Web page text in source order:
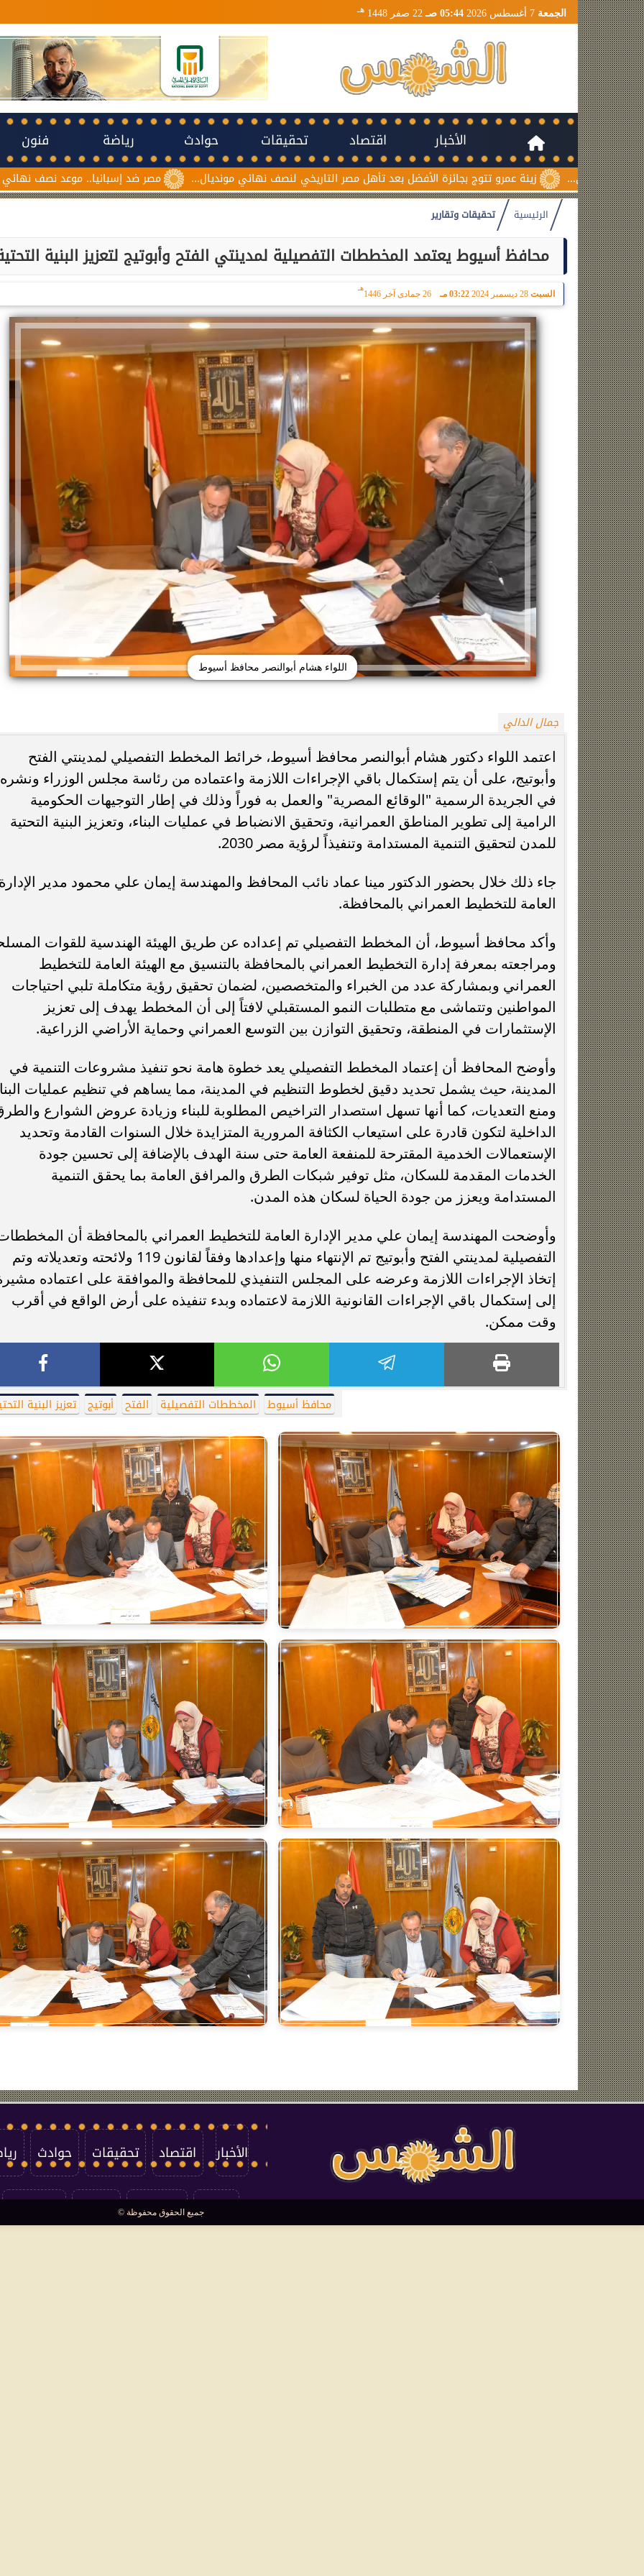
الجمعة 05:44 صـ 22 صفر 1448 هـ
الأخبار اقتصاد تحقيقات حوادث رياضة فنون
مصر ضد إسبانيا.. موعد نصف نهائي مونديال ناشئات زينة عمرو تتوج بجائزة الأفضل بعد تأهل مصر التاريخي لنصف نهائي مونديال...
الرئيسية تحقيقات وتقارير
محافظ أسيوط يعتمد المخططات التفصيلية لمدينتي الفتح وأبوتيج لتعزيز البنية
السبت 28 ديسمبر 2024 03:22 مـ 26 جمادى آخر 1446
هـ
اللواء هشام أبوالنصر محافظ أسيوط
جمال الدالي
اعتمد اللواء دكتور هشام أبوالنصر محافظ أسيوط، خرائط المخطط التفصيلي لمدينتي الفتح
وأبوتيج، على أن يتم إستكمال باقي الإجراءات اللازمة واعتماده من رئاسة مجلس الوزراء ونشره
في الجريدة الرسمية "الوقائع المصرية" والعمل به فوراً وذلك في إطار التوجيهات الحكومية
الرامية إلى تطوير المناطق العمرانية، وتحقيق الانضباط في عمليات البناء، وتعزيز البنية التحتية
للمدن لتحقيق التنمية المستدامة وتنفيذاً لرؤية مصر 2030.
جاء ذلك خلال بحضور الدكتور مينا عماد نائب المحافظ والمهندسة إيمان علي محمود مدير
العامة للتخطيط العمراني بالمحافظة.
وأكد محافظ أسيوط، أن المخطط التفصيلي تم إعداده عن طريق الهيئة الهندسية للقوات
ومراجعته بمعرفة إدارة التخطيط العمراني بالمحافظة بالتنسيق مع الهيئة العامة للتخطيط
العمراني وبمشاركة عدد من الخبراء والمتخصصين، لضمان تحقيق رؤية متكاملة تلبي احتياجات
المواطنين وتتماشى مع متطلبات النمو المستقبلي لافتاً إلى أن المخطط يهدف إلى تعزيز
الإستثمارات في المنطقة، وتحقيق التوازن بين التوسع العمراني وحماية الأراضي الزراعية.
وأوضح المحافظ أن إعتماد المخطط التفصيلي يعد خطوة هامة نحو تنفيذ مشروعات التنمية في
المدينة، حيث يشمل تحديد دقيق لخطوط التنظيم في المدينة، مما يساهم في تنظيم عمليات
ومنع التعديات، كما أنها تسهل استصدار التراخيص المطلوبة للبناء وزيادة عروض الشوارع
الداخلية لتكون قادرة على استيعاب الكثافة المرورية المتزايدة خلال السنوات القادمة وتحديد
الإستعمالات الخدمية المقترحة للمنفعة العامة حتى سنة الهدف بالإضافة إلى تحسين جودة
الخدمات المقدمة للسكان، مثل توفير شبكات الطرق والمرافق العامة بما يحقق التنمية
المستدامة ويعزز من جودة الحياة لسكان هذه المدن.
وأوضحت المهندسة إيمان علي مدير الإدارة العامة للتخطيط العمراني بالمحافظة أن
التفصيلية لمدينتي الفتح وأبوتيج تم الإنتهاء منها وإعدادها وفقاً لقانون 119 ولائحته وتعديلاته وتم
إتخاذ الإجراءات اللازمة وعرضه على المجلس التنفيذي للمحافظة والموافقة على اعتماده
إلى إستكمال باقي الإجراءات القانونية اللازمة لاعتماده وبدء تنفيذه على أرض الواقع في أقرب
وقت ممكن.
محافظ أسيوط المخططات التفصيلية الفتح أبوتيج تعزيز البنية
زينة عمرو تتوج بجائزة الأفضل بعد تأهل مصر
التاريخي لنصف نهائي مونديال...
السيسي يدعم ناشئات مصر لكرة اليد بعد
التأهل التاريخي إلى نصف نهائي...
خطوبة ملك قورة ويوسف عثمان..
عائلي مرتقب في الساحل
الأخبار اقتصاد تحقيقات حوادث
العالم سوشيال
جميع الحقوق محفوظة ©